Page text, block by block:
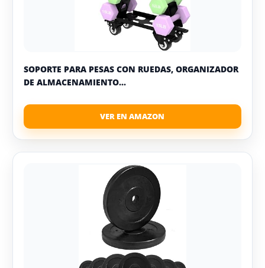
SOPORTE PARA PESAS CON RUEDAS, ORGANIZADOR
DE ALMACENAMIENTO...